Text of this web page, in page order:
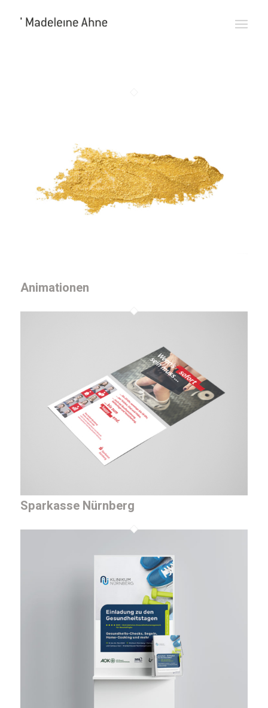
Animationen
Sparkasse Nürnberg